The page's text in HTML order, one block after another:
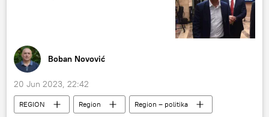
Boban Novović
20 Jun 2023, 22:42
REGION Region
Region – politika